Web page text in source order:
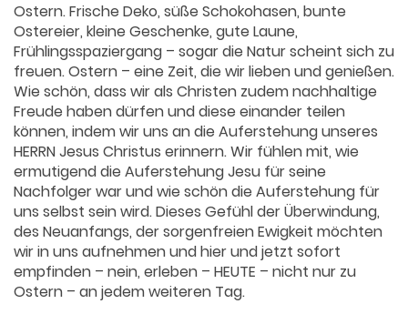
Ostern. Frische Deko, süße Schokohasen, bunte
Ostereier, kleine Geschenke, gute Laune,
Frühlingsspaziergang – sogar die Natur scheint sich zu
freuen. Ostern – eine Zeit, die wir lieben und genießen.
Wie schön, dass wir als Christen zudem nachhaltige
Freude haben dürfen und diese einander teilen
können, indem wir uns an die Auferstehung unseres
HERRN Jesus Christus erinnern. Wir fühlen mit, wie
ermutigend die Auferstehung Jesu für seine
Nachfolger war und wie schön die Auferstehung für
uns selbst sein wird. Dieses Gefühl der Überwindung,
des Neuanfangs, der sorgenfreien Ewigkeit möchten
wir in uns aufnehmen und hier und jetzt sofort
empfinden – nein, erleben – HEUTE – nicht nur zu
Ostern – an jedem weiteren Tag.